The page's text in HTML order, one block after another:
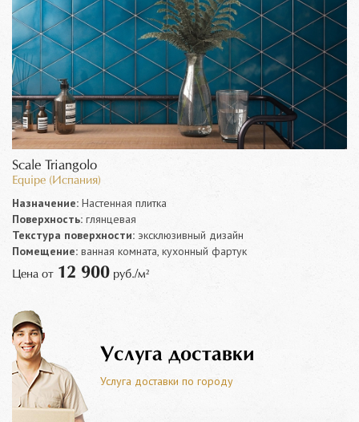
Scale Triangolo
Equipe (Испания)
Назначение: Настенная плитка
Поверхность: глянцевая
Текстура поверхности: эксклюзивный дизайн
Помещение: ванная комната, кухонный фартук
Цена от 12 900 руб./м²
Услуга доставки
Услуга доставки по городу